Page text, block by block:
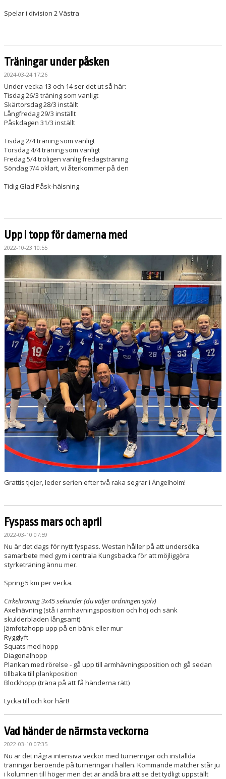
Spelar i division 2 Västra
Träningar under påsken
2024-03-24 17:26
Under vecka 13 och 14 ser det ut så här:
Tisdag 26/3 träning som vanligt
Skärtorsdag 28/3 inställt
Långfredag 29/3 inställt
Påskdagen 31/3 inställt
Tisdag 2/4 träning som vanligt
Torsdag 4/4 träning som vanligt
Fredag 5/4 troligen vanlig fredagsträning
Söndag 7/4 oklart, vi återkommer på den
Tidig Glad Påsk-hälsning
Upp i topp för damerna med
2022-10-23 10:55
Grattis tjejer, leder serien efter två raka segrar i Ängelholm!
Fyspass mars och april
2022-03-10 07:59
Nu är det dags för nytt fyspass. Westan håller på att undersöka
samarbete med gym i centrala Kungsbacka för att möjliggöra
styrketräning ännu mer.
Spring 5 km per vecka.
Cirkelträning 3x45 sekunder (du väljer ordningen själv)
Axelhävning (stå i armhävningsposition och höj och sänk
skulderbladen långsamt)
Jämfotahopp upp på en bänk eller mur
Rygglyft
Squats med hopp
Diagonalhopp
Plankan med rörelse - gå upp till armhävningsposition och gå sedan
tillbaka till plankposition
Blockhopp (träna på att få händerna rätt)
Lycka till och kör hårt!
Vad händer de närmsta veckorna
2022-03-10 07:35
Nu är det några intensiva veckor med turneringar och inställda
träningar beroende på turneringar i hallen. Kommande matcher står ju
i kolumnen till höger men det är ändå bra att se det tydligt uppställt